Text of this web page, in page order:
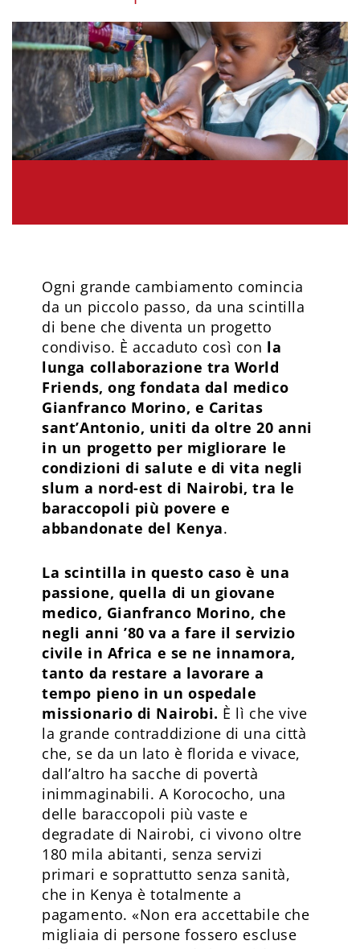
Ogni grande cambiamento comincia
da un piccolo passo, da una scintilla
di bene che diventa un progetto
condiviso. È accaduto così con la
lunga collaborazione tra World
Friends, ong fondata dal medico
Gianfranco Morino, e Caritas
sant’Antonio, uniti da oltre 20 anni
in un progetto per migliorare le
condizioni di salute e di vita negli
slum a nord-est di Nairobi, tra le
baraccopoli più povere e
abbandonate del Kenya.
La scintilla in questo caso è una
passione, quella di un giovane
medico, Gianfranco Morino, che
negli anni ’80 va a fare il servizio
civile in Africa e se ne innamora,
tanto da restare a lavorare a
tempo pieno in un ospedale
missionario di Nairobi. È lì che vive
la grande contraddizione di una città
che, se da un lato è florida e vivace,
dall’altro ha sacche di povertà
inimmaginabili. A Korococho, una
delle baraccopoli più vaste e
degradate di Nairobi, ci vivono oltre
180 mila abitanti, senza servizi
primari e soprattutto senza sanità,
che in Kenya è totalmente a
pagamento. «Non era accettabile che
migliaia di persone fossero escluse